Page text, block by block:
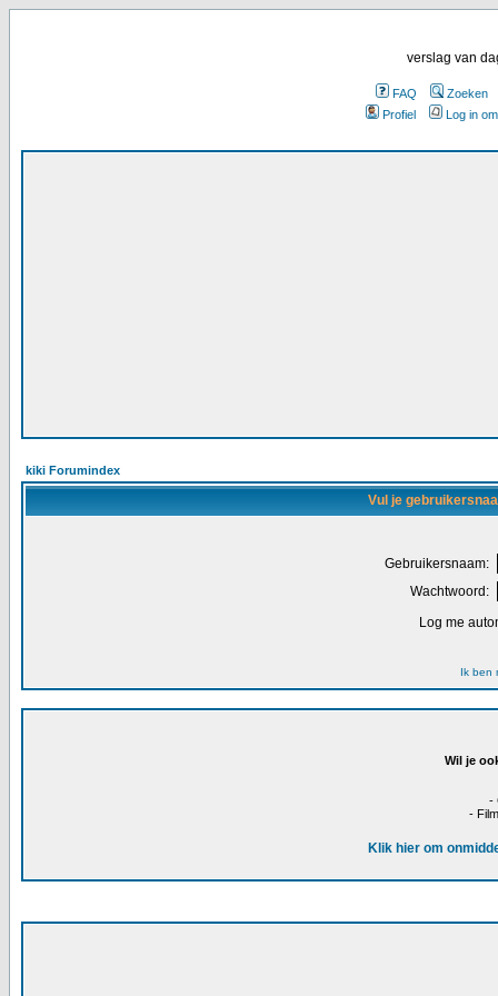
verslag van
FAQ
Zoeken
Profiel
Log in
kiki Forumindex
Vul je
Gebruikersnaam:
Wachtwoord:
Log me
Ik ben
Wil je
-
-
Klik hier om